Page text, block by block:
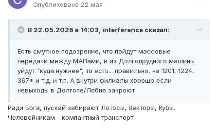
Опубликовано 22 мая
В 22.05.2026 в 14:03, interference сказал:
Есть смутное подозрение, что пойдут массовые
передачи между МАПами, и из Долгопрудного машины
уйдут "куда нужнее", то есть... правильно, на 1201, 1224,
367* и т.д. и т.п. А внутри филиалы хорошо если
невыходы в Долгопе/Лобне закроют
Ради Бога, пускай забирают Лотосы, Векторы, Кубы.
Человейникам - компактный транспорт!